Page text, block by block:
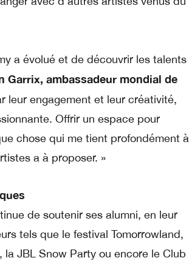
a évolué et de découvrir les talents
Garrix, ambassadeur mondial de
leur engagement et leur créativité,
Offrir un espace pour
chose qui me tient profondément à
a à proposer. »
de soutenir ses alumni, en leur
tels que le festival Tomorrowland,
la JBL Snow Party ou encore le Club